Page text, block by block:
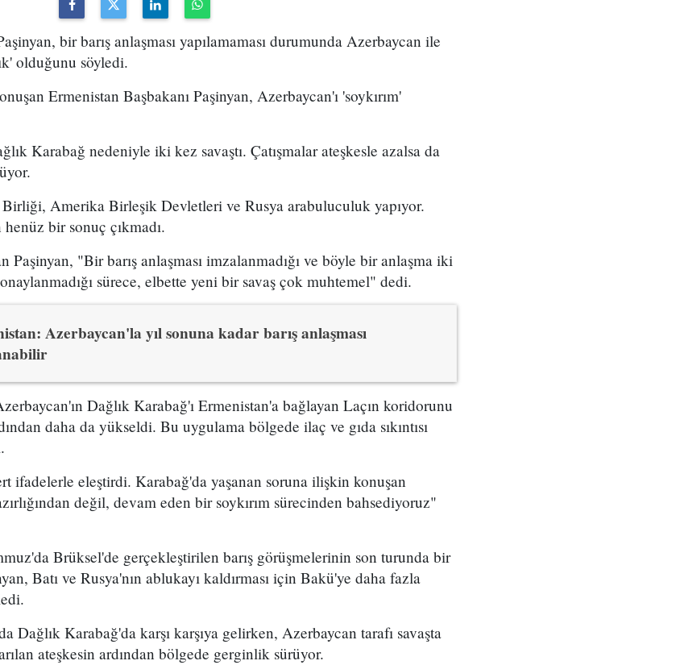
bir barış anlaşması yapılamaması durumunda Azerbaycan ile
olduğunu söyledi.
Ermenistan Başbakanı Paşinyan, Azerbaycan'ı 'soykırım'
Karabağ nedeniyle iki kez savaştı. Çatışmalar ateşkesle azalsa da
Amerika Birleşik Devletleri ve Rusya arabuluculuk yapıyor.
bir sonuç çıkmadı.
Paşinyan, "Bir barış anlaşması imzalanmadığı ve böyle bir anlaşma iki
sürece, elbette yeni bir savaş çok muhtemel" dedi.
Azerbaycan'la yıl sonuna kadar barış anlaşması
Dağlık Karabağ'ı Ermenistan'a bağlayan Laçın koridorunu
daha da yükseldi. Bu uygulama bölgede ilaç ve gıda sıkıntısı
ifadelerle eleştirdi. Karabağ'da yaşanan soruna ilişkin konuşan
değil, devam eden bir soykırım sürecinden bahsediyoruz"
Brüksel'de gerçekleştirilen barış görüşmelerinin son turunda bir
Batı ve Rusya'nın ablukayı kaldırması için Bakü'ye daha fazla
Dağlık Karabağ'da karşı karşıya gelirken, Azerbaycan tarafı savaşta
ateşkesin ardından bölgede gerginlik sürüyor.